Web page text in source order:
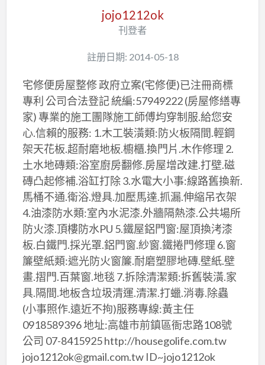
jojo1212ok
刊登者
註册日期: 2014-05-18
宅修便房屋整修 政府立案(宅修便)已注冊商標
專利 公司合法登記 統編:57949222 (房屋修繕專
家) 專業的施工團隊施工師傅均穿制服.給您安
心.信賴的服務: 1.木工裝潢類:防火板隔間.輕鋼
架天花板.超耐磨地板.櫥櫃.換門片.木作修理 2.
土水地磚類:浴室廚房翻修.房屋增改建.打壁.磁
磚凸起修補.浴缸打除 3.水電大小事:線路舊換新.
馬桶不通.衛浴.燈具.加壓馬達.抓漏.伸縮吊衣架
4.油漆防水類:室內水泥漆.外牆隔熱漆.公共場所
防火漆.頂樓防水PU 5.鐵屋鋁門窗:屋頂換洘漆
板.白鐵門.採光罩.鋁門窗.紗窗.鐵捲門修理 6.窗
簾壁紙類:遮光防火窗簾.耐磨塑膠地磚.壁紙.壁
畫.摺門.百葉窗.地毯 7.拆除清潔類:拆舊裝潢.家
具.隔間.地板含垃圾清運.清潔.打蠟.消毒.除蟲
(小事照作.遠近不拘)服務專線:黃主任
0918589396 地址:高雄市前鎮區衙忠路108號
公司 07-8415925 http://housegolife.com.tw
jojo1212ok@gmail.com.tw ID~jojo1212ok